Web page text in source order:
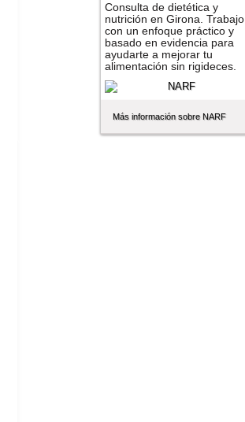
Consulta de dietética y
nutrición en Girona. Trabajo
con un enfoque práctico y
basado en evidencia para
ayudarte a mejorar tu
alimentación sin rigideces.
Más información sobre NARF